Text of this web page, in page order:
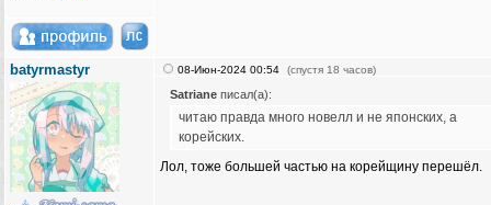
batyrmastyr 08-Июн-2024 00:54 (спустя 18 часов)
Satrianeписал(а):
читаю правда много новелл и не японских, а
корейских.
Лол, тоже большей частью на корейщину перешёл.